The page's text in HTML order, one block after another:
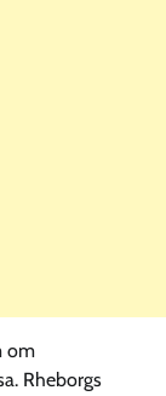
om
Rheborgs